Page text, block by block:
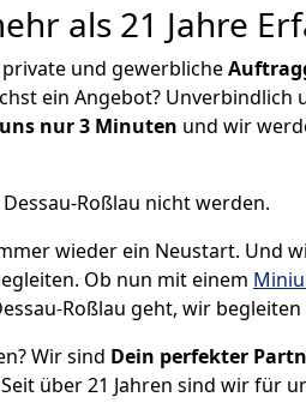
als 21 Jahre
und gewerbliche
ein Angebot? Unverbindlich
nur 3 Minuten und wir
Roßlau nicht werden.
wieder ein Neustart. Und
Ob nun mit einem
Roßlau geht, wir begleiten
Wir sind Dein perfekter
über 21 Jahren sind wir für